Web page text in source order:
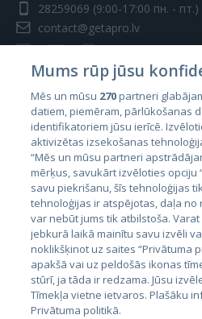
28259069 (9:00-17:00 пн. - пт.)
contact@getapro.lv
Страны
Эстония
Латвия
Литва
Mums rūp jūsu
Mēs un mūsu 270partneri
datiem, piemēram, pārlūkošanas
identifikatoriem jūsu ierīcē.
aktivizētas izsekošanas
“Mēs un mūsu partneri
mērķus, savukārt izvēloties opciju
savu piekrišanu, šīs tehnoloģijas
tehnoloģijas ir atspējotas, daļa
var nebūt jums tik atbilstoša.
jebkurā laikā mainītu savu izvēli
noklikšķinot uz saites “Privātuma
apakšā vai uz peldošās ikonas
stūrī, ja tāda ir redzama. Jūsu
Tīmekļa vietne ietvaros. Plašāku
Privātuma politikā.